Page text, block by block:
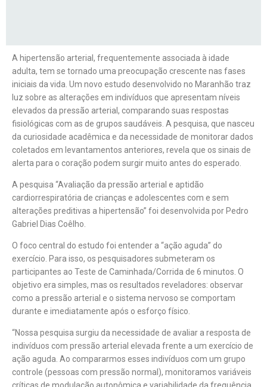
A hipertensão arterial, frequentemente associada à idade
adulta, tem se tornado uma preocupação crescente nas fases
iniciais da vida. Um novo estudo desenvolvido no Maranhão traz
luz sobre as alterações em indivíduos que apresentam níveis
elevados da pressão arterial, comparando suas respostas
fisiológicas com as de grupos saudáveis. A pesquisa, que nasceu
da curiosidade acadêmica e da necessidade de monitorar dados
coletados em levantamentos anteriores, revela que os sinais de
alerta para o coração podem surgir muito antes do esperado.
A pesquisa “Avaliação da pressão arterial e aptidão
cardiorrespiratória de crianças e adolescentes com e sem
alterações preditivas a hipertensão” foi desenvolvida por Pedro
Gabriel Dias Coêlho.
O foco central do estudo foi entender a “ação aguda” do
exercício. Para isso, os pesquisadores submeteram os
participantes ao Teste de Caminhada/Corrida de 6 minutos. O
objetivo era simples, mas os resultados reveladores: observar
como a pressão arterial e o sistema nervoso se comportam
durante e imediatamente após o esforço físico.
“Nossa pesquisa surgiu da necessidade de avaliar a resposta de
indivíduos com pressão arterial elevada frente a um exercício de
ação aguda. Ao compararmos esses indivíduos com um grupo
controle (pessoas com pressão normal), monitoramos variáveis